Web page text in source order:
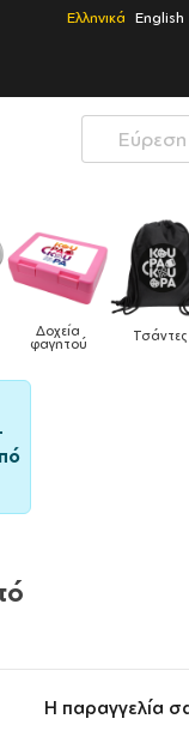
Ελληνικά English
Mousepad καναπέ
Η παραγγελία